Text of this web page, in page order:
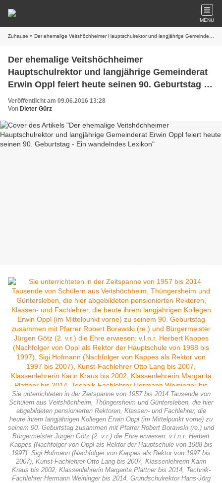
MENU
Zuhause » Der ehemalige Veitshöchheimer Hauptschulrektor und langjährige Gemeinderat Erwin Oppl feiert heute seinen 90. Geburtstag - Ein wandelndes Lexikon
Der ehemalige Veitshöchheimer
Hauptschulrektor und langjährige Gemeinderat
Erwin Oppl feiert heute seinen 90. Geburtstag -
Ein wandelndes Lexikon
Veröffentlicht am 09.06.2016 13:28
Von Dieter Gürz
Sie unterrichteten in der Zeitspanne von 1957 bis 2014 Tausende von
Schülern aus Veitshöchheim, Thüngersheim und Güntersleben, die hier
abgebildeten pensionierten Rektoren, Klassen- und Fachlehrer, die
heute ihrem langjährigen Kollegen Erwin Oppl (im Mittelpunkt vorne) zu
seinem 90. Geburtstag zusammen mit Pfarrer Robert Borawski (re.) und
Bürgermeister Jürgen Götz (2. v.r.) die Ehre erwiesen: v.l.n.r. Herbert
Kappes (Nachfolger von Oppl als Rektor der Hauptschule von 1988 bis
1997), Sigi Hofmann (Nachfolger von Kappes als Rektor von 1997 bis
2007), Kunst-Fachlehrer Otto Lang bis 2007, Klassenlehrerin Karin
Kraus bis 2002, Klassenlehrerin Margarita Plattner bis 2014, Technik-
Fachlehrer Hermann Weininger bis 2014, Grundschulrektor Hans-Jörg